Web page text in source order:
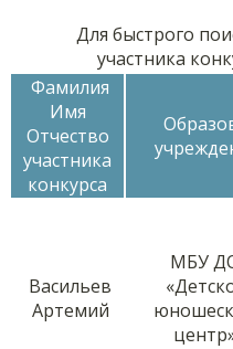
Для быстрого
участника
Фамилия
Имя
Отчество
участника
конкурса
Васильев
Артемий
МБУ